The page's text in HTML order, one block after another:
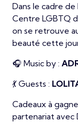
Dans le cadre
Centre LGBTQ
on se retrouve
beauté cette
🎧 Music by :
💃 Guests :
Cadeaux à
partenariat avec